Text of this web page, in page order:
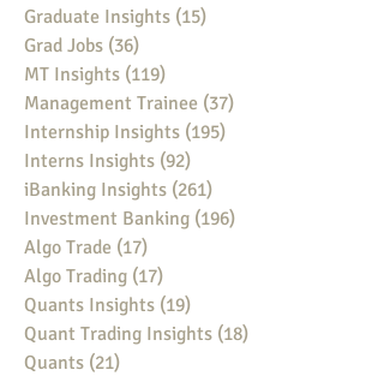
Graduate Insights (15)
Grad Jobs (36)
MT Insights (119)
Management Trainee (37)
Internship Insights (195)
Interns Insights (92)
iBanking Insights (261)
Investment Banking (196)
Algo Trade (17)
Algo Trading (17)
Quants Insights (19)
Quant Trading Insights (18)
Quants (21)